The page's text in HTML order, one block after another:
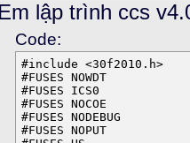
Em lập trình ccs
Code:
#include <30f2010.h>
#FUSES NOWDT
#FUSES
#FUSES NODEBUG
#FUSES